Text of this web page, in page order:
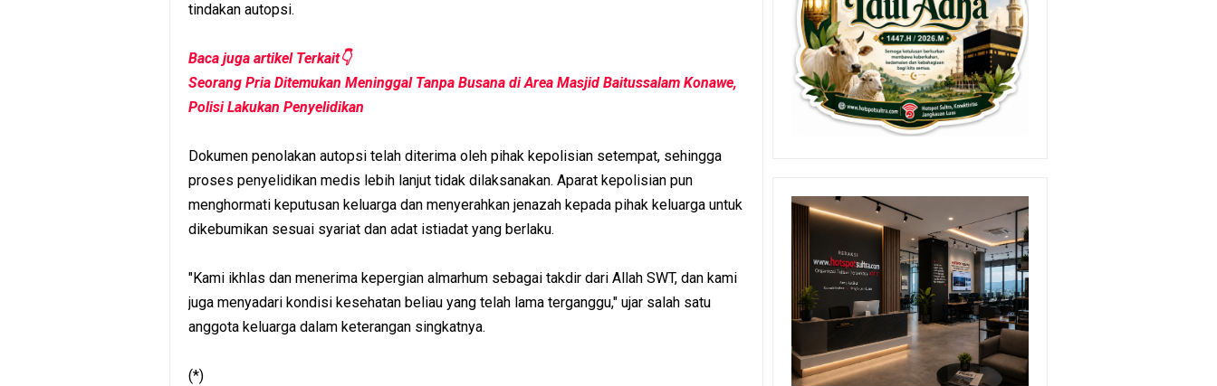
tindakan autopsi.
Baca juga artikel Terkait👇
Seorang Pria Ditemukan Meninggal Tanpa Busana di Area Masjid Baitussalam Konawe,
Polisi Lakukan Penyelidikan
Dokumen penolakan autopsi telah diterima oleh pihak kepolisian setempat, sehingga
proses penyelidikan medis lebih lanjut tidak dilaksanakan. Aparat kepolisian pun
menghormati keputusan keluarga dan menyerahkan jenazah kepada pihak keluarga untuk
dikebumikan sesuai syariat dan adat istiadat yang berlaku.
"Kami ikhlas dan menerima kepergian almarhum sebagai takdir dari Allah SWT, dan kami
juga menyadari kondisi kesehatan beliau yang telah lama terganggu," ujar salah satu
anggota keluarga dalam keterangan singkatnya.
(*)